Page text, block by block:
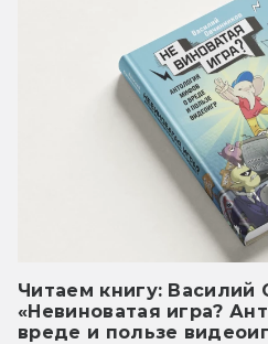
Читаем книгу: Василий
«Невиноватая игра?
вреде и пользе